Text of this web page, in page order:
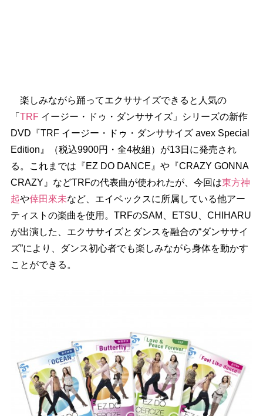
楽しみながら踊ってエクササイズできると人気の
「 TRFイージー・ドゥ・ダンササイズ」シリーズの新作
DVD『TRF イージー・ドゥ・ダンササイズ avex Special
Edition』（税込9900円・全4枚組）が13日に発売され
る。これまでは『EZ DO DANCE』や『CRAZY GONNA
CRAZY』などTRFの代表曲が使われたが、今回は東方神
起
倖田來未など、エイベックスに所属している他アー
ティストの楽曲を使用。TRFのSAM、ETSU、CHIHARU
が出演した、エクササイズとダンスを融合の“ダンササイ
ズ”により、ダンス初心者でも楽しみながら身体を動かす
ことができる。